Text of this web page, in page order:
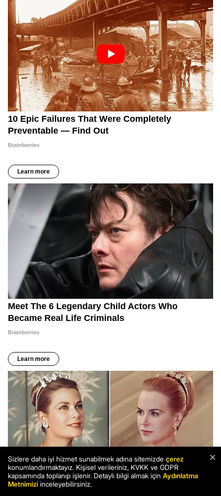
×
Sizlere daha iyi hizmet sunabilmek adına sitemizde çerez
konumlandırmaktayız. Kişisel verileriniz, KVKK ve GDPR
kapsamında toplanıp işlenir. Detaylı bilgi almak için Aydınlatma
Metnimizi inceleyebilirsiniz.